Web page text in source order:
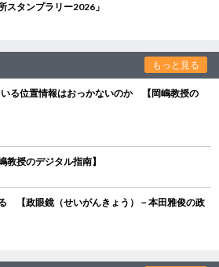
タンプラリー2026」
もっと見る
る位置情報はおっかないのか 【岡嶋教授の
授のデジタル指南】
【政眼鏡（せいがんきょう）－本田雅俊の政